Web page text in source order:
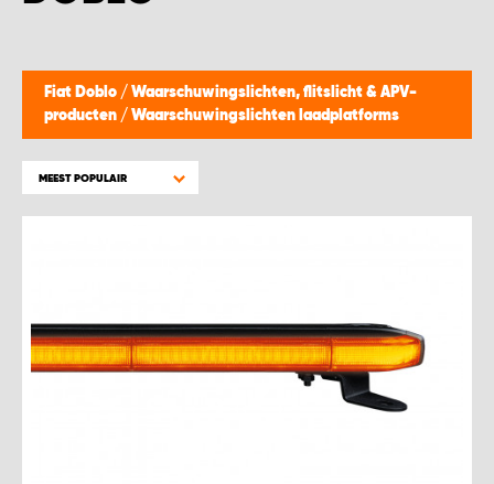
Fiat Doblo / Waarschuwingslichten, flitslicht & APV-
producten / Waarschuwingslichten laadplatforms
MEEST POPULAIR
WORK SYSTEM BEST
WORK SYSTEM ELST
WORK SYSTEM GORREDIJK
WORK SYSTEM HARMELEN